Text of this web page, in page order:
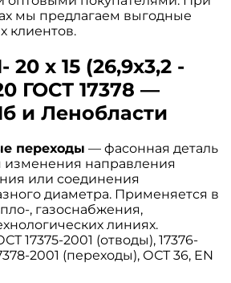
мы предлагаем выгодные
клиентов.
20 х 15 (26,9х3,2 -
ГОСТ 17378 —
и Ленобласти
переходы — фасонная деталь
изменения направления
или соединения
диаметра. Применяется в
, газоснабжения,
линиях.
17375-2001 (отводы), 17376-
2001 (переходы), ОСТ 36, EN